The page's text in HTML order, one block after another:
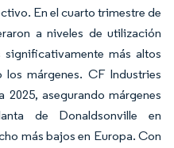
En el cuarto trimestre de
a niveles de utilización
más altos
márgenes. CF Industries
asegurando márgenes
de Donaldsonville en
más bajos en Europa. Con